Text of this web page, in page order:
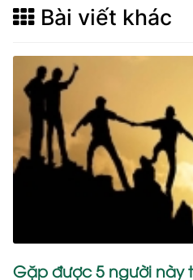
Bài viết khác
Gặp được 5 người này